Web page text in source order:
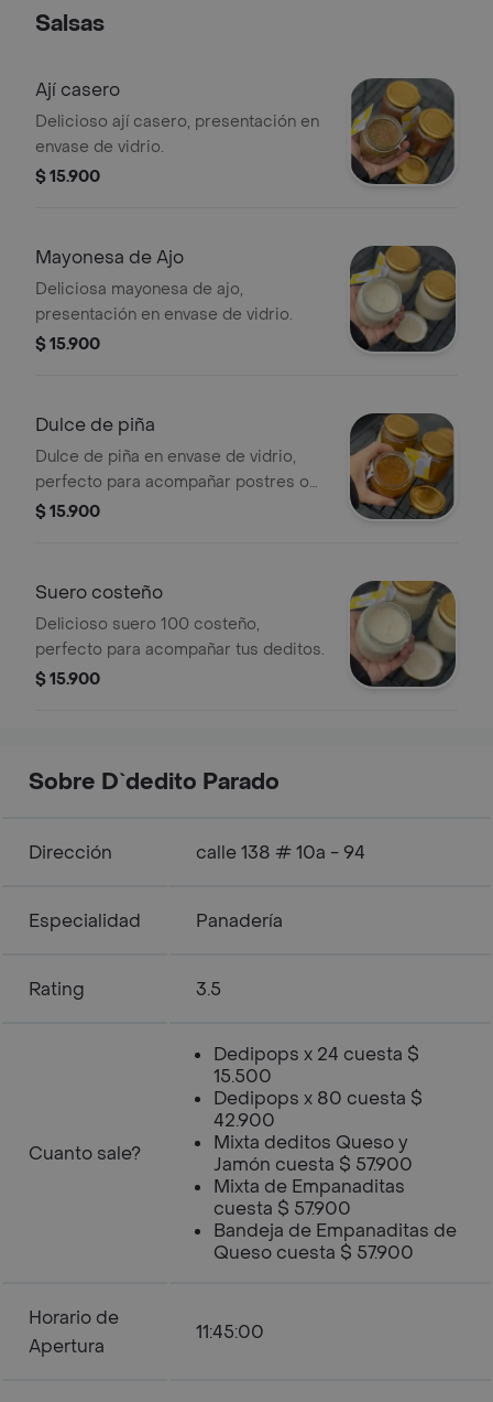
Salsas
Ají casero
Delicioso ají casero, presentación en
envase de vidrio.
$ 15.900
Mayonesa de Ajo
Deliciosa mayonesa de ajo,
presentación en envase de vidrio.
$ 15.900
Dulce de piña
Dulce de piña en envase de vidrio,
perfecto para acompañar postres o
disfrutar solo.
$ 15.900
Suero costeño
Delicioso suero 100 costeño,
perfecto para acompañar tus deditos.
$ 15.900
Sobre D`dedito Parado
Dirección calle 138 # 10a - 94
Especialidad Panadería
Rating 3.5
Cuanto sale?
Dedipops x 24 cuesta $
15.500
Dedipops x 80 cuesta $
42.900
Mixta deditos Queso y
Jamón cuesta $ 57.900
Mixta de Empanaditas
cuesta $ 57.900
Bandeja de Empanaditas de
Queso cuesta $ 57.900
Horario de
Apertura
11:45:00